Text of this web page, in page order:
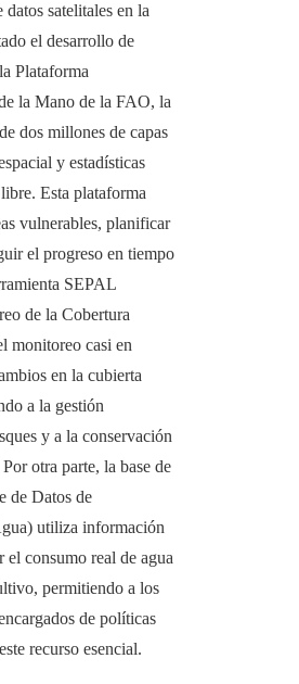
satelitales en la
el desarrollo de
Plataforma
la Mano de la FAO, la
dos millones de capas
y estadísticas
Esta plataforma
vulnerables, planificar
el progreso en tiempo
SEPAL
de la Cobertura
monitoreo casi en
en la cubierta
a la gestión
y a la conservación
otra parte, la base de
de Datos de
utiliza información
el consumo real de agua
permitiendo a los
de políticas
recurso esencial.